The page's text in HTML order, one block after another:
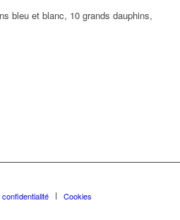
bleu et blanc, 10 grands dauphins,
confidentialité Cookies